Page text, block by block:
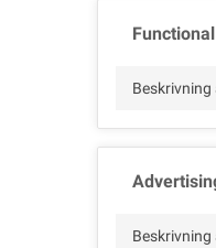
Beskrivning
Beskrivning